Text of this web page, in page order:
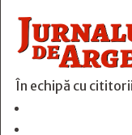
În echipă cu